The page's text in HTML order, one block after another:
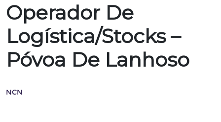
Operador De
Logística/Stocks –
Póvoa De Lanhoso
NCN